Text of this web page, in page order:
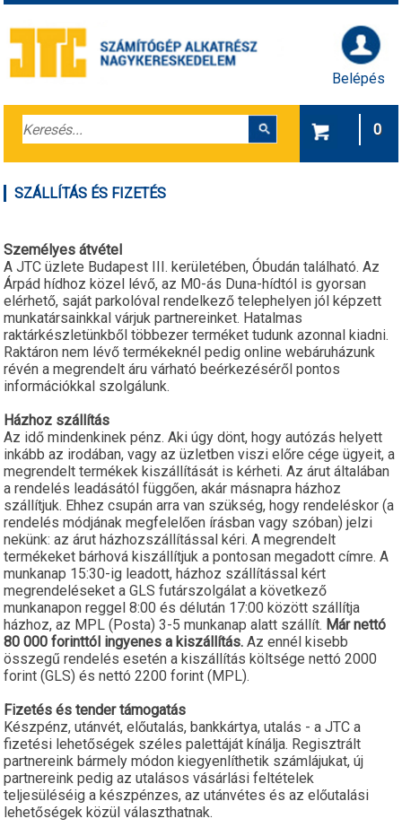
Belépés
0
SZÁLLÍTÁS ÉS FIZETÉS
Személyes átvétel
A JTC üzlete Budapest III. kerületében, Óbudán található. Az
Árpád hídhoz közel lévő, az M0-ás Duna-hídtól is gyorsan
elérhető, saját parkolóval rendelkező telephelyen jól képzett
munkatársainkkal várjuk partnereinket. Hatalmas
raktárkészletünkből többezer terméket tudunk azonnal kiadni.
Raktáron nem lévő termékeknél pedig online webáruházunk
révén a megrendelt áru várható beérkezéséről pontos
információkkal szolgálunk.
Házhoz szállítás
Az idő mindenkinek pénz. Aki úgy dönt, hogy autózás helyett
inkább az irodában, vagy az üzletben viszi előre cége ügyeit, a
megrendelt termékek kiszállítását is kérheti. Az árut általában
a rendelés leadásától függően, akár másnapra házhoz
szállítjuk. Ehhez csupán arra van szükség, hogy rendeléskor (a
rendelés módjának megfelelően írásban vagy szóban) jelzi
nekünk: az árut házhozszállítással kéri. A megrendelt
termékeket bárhová kiszállítjuk a pontosan megadott címre. A
munkanap 15:30-ig leadott, házhoz szállítással kért
megrendeléseket a GLS futárszolgálat a következő
munkanapon reggel 8:00 és délután 17:00 között szállítja
házhoz, az MPL (Posta) 3-5 munkanap alatt szállít. Már nettó
80 000 forinttól ingyenes a kiszállítás. Az ennél kisebb
összegű rendelés esetén a kiszállítás költsége nettó 2000
forint (GLS) és nettó 2200 forint (MPL).
Fizetés és tender támogatás
Készpénz, utánvét, előutalás, bankkártya, utalás - a JTC a
fizetési lehetőségek széles palettáját kínálja. Regisztrált
partnereink bármely módon kiegyenlíthetik számlájukat, új
partnereink pedig az utalásos vásárlási feltételek
teljesüléséig a készpénzes, az utánvétes és az előutalási
lehetőségek közül választhatnak.